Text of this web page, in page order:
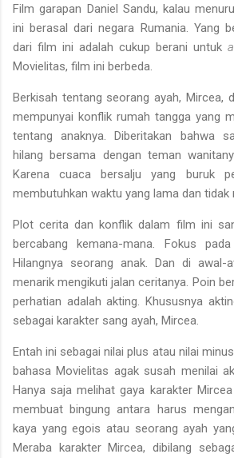
Film garapan Daniel Sandu, kalau
ini berasal dari negara Rumania. Yang
dari film ini adalah cukup berani untuk
Movielitas, film ini berbeda.
Berkisah tentang seorang ayah, Mircea,
mempunyai konflik rumah tangga yang
tentang anaknya. Diberitakan bahwa
hilang bersama dengan teman
Karena cuaca bersalju yang buruk
membutuhkan waktu yang lama dan tidak
Plot cerita dan konflik dalam film ini
bercabang kemana-mana. Fokus
Hilangnya seorang anak. Dan di awal-
menarik mengikuti jalan ceritanya. Poin
perhatian adalah akting. Khususnya
sebagai karakter sang ayah, Mircea.
Entah ini sebagai nilai plus atau nilai
bahasa Movielitas agak susah menilai
Hanya saja melihat gaya karakter
membuat bingung antara harus
kaya yang egois atau seorang ayah
Meraba karakter Mircea, dibilang